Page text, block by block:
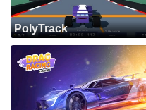
PolyTrack